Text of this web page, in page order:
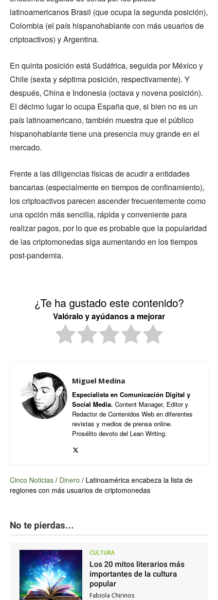
latinoamericanos Brasil (que ocupa la segunda posición),
Colombia (el país hispanohablante con más usuarios de
criptoactivos) y Argentina.
En quinta posición está Sudáfrica, seguida por México y
Chile (sexta y séptima posición, respectivamente). Y
después, China e Indonesia (octava y novena posición).
El décimo lugar lo ocupa España que, si bien no es un
país latinoamericano, también muestra que el público
hispanohablante tiene una presencia muy grande en el
mercado.
Frente a las diligencias físicas de acudir a entidades
bancarias (especialmente en tiempos de confinamiento),
los criptoactivos parecen ascender frecuentemente como
una opción más sencilla, rápida y conveniente para
realizar pagos, por lo que es probable que la popularidad
de las criptomonedas siga aumentando en los tiempos
post-pandemia.
¿Te ha gustado este contenido?
Valóralo y ayúdanos a mejorar
Miguel Medina
Especialista en Comunicación Digital y
Social Media. Content Manager, Editor y
Redactor de Contenidos Web en diferentes
revistas y medios de prensa online.
Prosélito devoto del Lean Writing.
Cinco Noticias / Dinero / Latinoamérica encabeza la lista de
regiones con más usuarios de criptomonedas
No te pierdas...
CULTURA
Los 20 mitos literarios más
importantes de la cultura
popular
Fabiola Chirinos